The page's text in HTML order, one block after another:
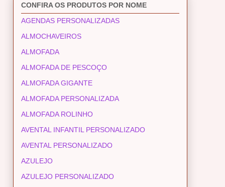
CONFIRA OS PRODUTOS POR NOME
AGENDAS PERSONALIZADAS
ALMOCHAVEIROS
ALMOFADA
ALMOFADA DE PESCOÇO
ALMOFADA GIGANTE
ALMOFADA PERSONALIZADA
ALMOFADA ROLINHO
AVENTAL INFANTIL PERSONALIZADO
AVENTAL PERSONALIZADO
AZULEJO
AZULEJO PERSONALIZADO